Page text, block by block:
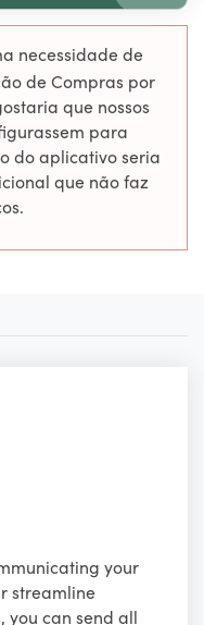
necessidade de
de Compras por
que nossos
para
do aplicativo seria
que não faz
your
streamline
you can send all